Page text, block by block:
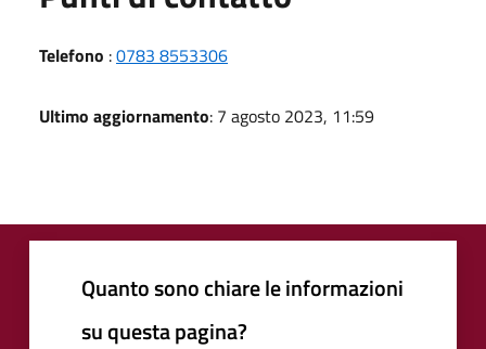
Telefono :0783 8553306
Ultimo aggiornamento: 7 agosto 2023, 11:59
Quanto sono chiare le informazioni
su questa pagina?